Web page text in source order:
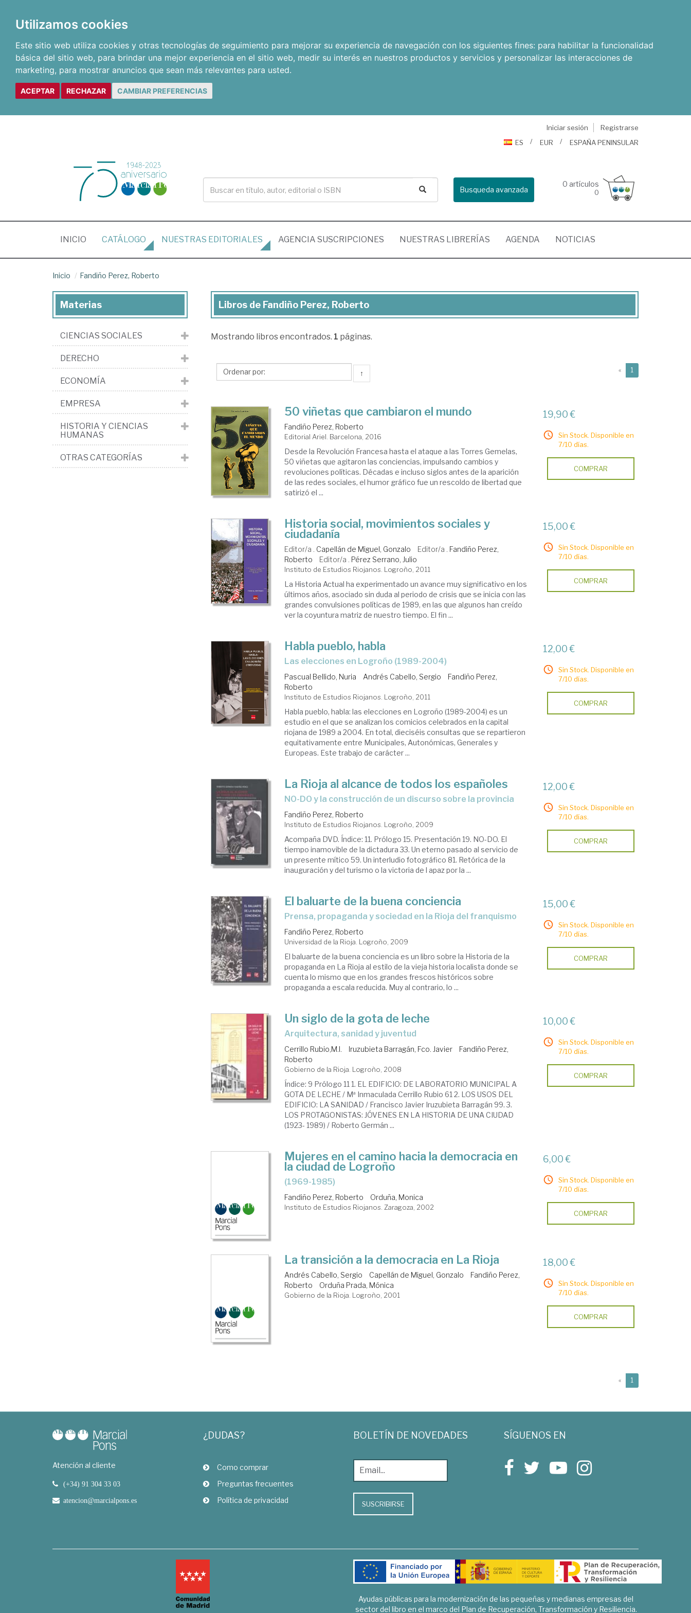
Utilizamos cookies
Este sitio web utiliza cookies y otras tecnologías de seguimiento para mejorar su experiencia de navegación con los siguientes fines: para habilitar la funcionalidad
básica del sitio web, para brindar una mejor experiencia en el sitio web, medir su interés en nuestros productos y servicios y personalizar las interacciones de
marketing, para mostrar anuncios que sean más relevantes para usted.
ACEPTAR RECHAZAR CAMBIAR PREFERENCIAS
Iniciar sesión
Registrarse
ES
EUR ESPAÑA PENINSULAR
Busqueda avanzada
0 artículos
0
INICIO (CURRENT)
CATÁLOGO NUESTRAS EDITORIALES AGENCIA SUSCRIPCIONES NUESTRAS LIBRERÍAS AGENDA NOTICIAS
Inicio Fandiño Perez, Roberto
Libros
Fandiño
Roberto
Libros de Fandiño Perez, Roberto
Mostrando libros encontrados. 1 páginas.
↑ « 1
50 viñetas que cambiaron el mundo
Fandiño Perez, Roberto
Editorial Ariel. Barcelona, 2016
Desde la Revolución Francesa hasta el ataque a las Torres Gemelas,
50 viñetas que agitaron las conciencias, impulsando cambios y
revoluciones políticas. Décadas e incluso siglos antes de la aparición
de las redes sociales, el humor gráfico fue un rescoldo de libertad que
satirizó el ...
19,90 €
Sin Stock. Disponible en
7/10 días.
COMPRAR
Historia social, movimientos sociales y
ciudadanía
Editor/a . Capellán de Miguel, Gonzalo Editor/a . Fandiño Perez,
Roberto
Editor/a . Pérez Serrano, Julio
Instituto de Estudios Riojanos. Logroño, 2011
La Historia Actual ha experimentado un avance muy significativo en los
últimos años, asociado sin duda al periodo de crisis que se inicia con las
grandes convulsiones políticas de 1989, en las que algunos han creído
ver la coyuntura matriz de nuestro tiempo. El fin ...
15,00 €
Sin Stock. Disponible en
7/10 días.
COMPRAR
Habla pueblo, habla
las elecciones en Logroño (1989-2004)
Pascual Bellido, Nuria Andrés Cabello, Sergio
Fandiño Perez,
Roberto
Instituto de Estudios Riojanos. Logroño, 2011
Habla pueblo, habla: las elecciones en Logroño (1989-2004) es un
estudio en el que se analizan los comicios celebrados en la capital
riojana de 1989 a 2004. En total, dieciséis consultas que se repartieron
equitativamente entre Municipales, Autonómicas, Generales y
Europeas. Este trabajo de carácter ...
12,00 €
Sin Stock. Disponible en
7/10 días.
COMPRAR
La Rioja al alcance de todos los españoles
NO-DO y la construcción de un discurso sobre la provincia
Fandiño Perez, Roberto
Instituto de Estudios Riojanos. Logroño, 2009
Acompaña DVD. Índice: 11. Prólogo 15. Presentación 19. NO-DO. El
tiempo inamovible de la dictadura 33. Un eterno pasado al servicio de
un presente mítico 59. Un interludio fotográfico 81. Retórica de la
inauguración y del turismo o la victoria de l apaz por la ...
12,00 €
Sin Stock. Disponible en
7/10 días.
COMPRAR
El baluarte de la buena conciencia
prensa, propaganda y sociedad en la Rioja del franquismo
Fandiño Perez, Roberto
Universidad de la Rioja. Logroño, 2009
El baluarte de la buena conciencia es un libro sobre la Historia de la
propaganda en La Rioja al estilo de la vieja historia localista donde se
cuenta lo mismo que en los grandes frescos históricos sobre
propaganda a escala reducida. Muy al contrario, lo ...
15,00 €
Sin Stock. Disponible en
7/10 días.
COMPRAR
Un siglo de la gota de leche
arquitectura, sanidad y juventud
Cerrillo Rubio,M.I. Iruzubieta Barragán, Fco. Javier
Fandiño Perez,
Roberto
Gobierno de la Rioja. Logroño, 2008
Índice: 9 Prólogo 11 1. EL EDIFICIO: DE LABORATORIO MUNICIPAL A
GOTA DE LECHE / Mª Inmaculada Cerrillo Rubio 61 2. LOS USOS DEL
EDIFICIO: LA SANIDAD / Francisco Javier Iruzubieta Barragán 99. 3.
LOS PROTAGONISTAS: JÓVENES EN LA HISTORIA DE UNA CIUDAD
(1923- 1989) / Roberto Germán ...
10,00 €
Sin Stock. Disponible en
7/10 días.
COMPRAR
Mujeres en el camino hacia la democracia en
la ciudad de Logroño
(1969-1985)
Fandiño Perez, Roberto Orduña, Monica
Instituto de Estudios Riojanos. Zaragoza, 2002
6,00 €
Sin Stock. Disponible en
7/10 días.
COMPRAR
La transición a la democracia en La Rioja
Andrés Cabello, Sergio Capellán de Miguel, Gonzalo
Fandiño Perez,
Roberto
Orduña Prada, Mónica
Gobierno de la Rioja. Logroño, 2001
18,00 €
Sin Stock. Disponible en
7/10 días.
COMPRAR
« 1
Materias
CIENCIAS SOCIALES
DERECHO
ECONOMÍA
EMPRESA
HISTORIA Y CIENCIAS
HUMANAS
OTRAS CATEGORÍAS
Atención al cliente
(+34) 91 304 33 03
atencion@marcialpons.es
¿DUDAS?
Como comprar
Preguntas frecuentes
Política de privacidad
BOLETÍN DE NOVEDADES
SUSCRIBIRSE
SÍGUENOS EN
Ayudas públicas para la modernización de las pequeñas y medianas empresas del
sector del libro en el marco del Plan de Recuperación, Transformación y Resiliencia.